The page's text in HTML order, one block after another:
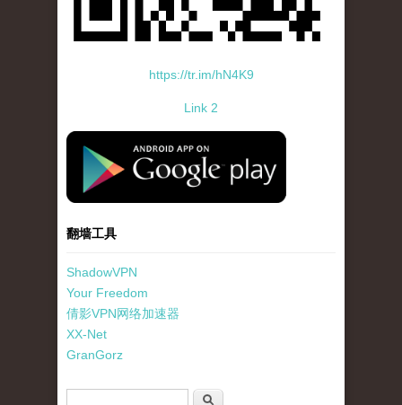
https://tr.im/hN4K9
Link 2
standard-icon-googleplay-app-store.png
翻墙工具
ShadowVPN
Your Freedom
倩影VPN网络加速器
XX-Net
GranGorz
搜索